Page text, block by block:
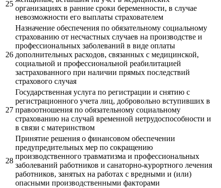
25
организациях в ранние сроки беременности, в случае
невозможности его выплаты страхователем
26
Назначение обеспечения по обязательному социальному
страхованию от несчастных случаев на производстве и
профессиональных заболеваний в виде оплаты
дополнительных расходов, связанных с медицинской,
социальной и профессиональной реабилитацией
застрахованного при наличии прямых последствий
страхового случая
27
Государственная услуга по регистрации и снятию с
регистрационного учета лиц, добровольно вступивших в
правоотношения по обязательному социальному
страхованию на случай временной нетрудоспособности и
в связи с материнством
28
Принятие решения о финансовом обеспечении
предупредительных мер по сокращению
производственного травматизма и профессиональных
заболеваний работников и санаторно-курортного лечения
работников, занятых на работах с вредными и (или)
опасными производственными факторами